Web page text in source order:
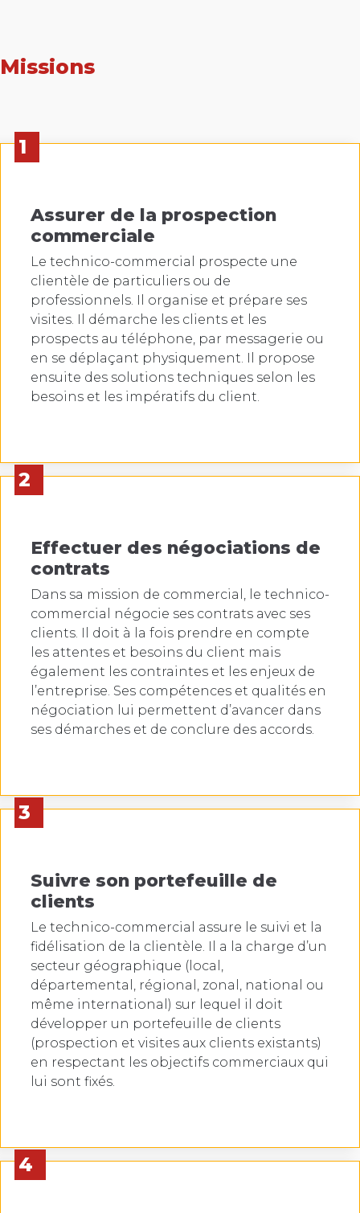
Missions
1
Assurer de la prospection
commerciale
Le technico-commercial prospecte une
clientèle de particuliers ou de
professionnels. Il organise et prépare ses
visites. Il démarche les clients et les
prospects au téléphone, par messagerie ou
en se déplaçant physiquement. Il propose
ensuite des solutions techniques selon les
besoins et les impératifs du client.
2
Effectuer des négociations de
contrats
Dans sa mission de commercial, le technico-
commercial négocie ses contrats avec ses
clients. Il doit à la fois prendre en compte
les attentes et besoins du client mais
également les contraintes et les enjeux de
l’entreprise. Ses compétences et qualités en
négociation lui permettent d’avancer dans
ses démarches et de conclure des accords.
3
Suivre son portefeuille de
clients
Le technico-commercial assure le suivi et la
fidélisation de la clientèle. Il a la charge d’un
secteur géographique (local,
départemental, régional, zonal, national ou
même international) sur lequel il doit
développer un portefeuille de clients
(prospection et visites aux clients existants)
en respectant les objectifs commerciaux qui
lui sont fixés.
4